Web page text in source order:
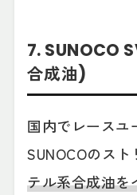
7. SUNOCO
合成油)
国内でレースユ
SUNOCOのスト
テル系合成油を